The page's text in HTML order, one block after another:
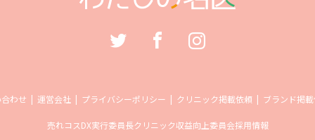
わせ 運営会社 プライバシーポリシー クリニック掲載依頼 ブランド掲
売れコスDX実行委員長クリニック収益向上委員会採用情報